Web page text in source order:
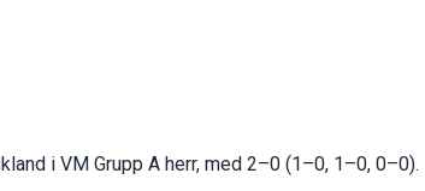
i VM Grupp A herr, med 2–0 (1–0, 1–0, 0–0).